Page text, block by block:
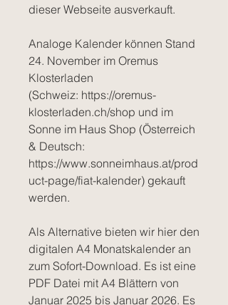
dieser Webseite ausverkauft.
Analoge Kalender können Stand
24. November im Oremus
Klosterladen
(Schweiz: https://oremus-
klosterladen.ch/shop und im
Sonne im Haus Shop (Österreich
& Deutsch:
https://www.sonneimhaus.at/prod
uct-page/fiat-kalender) gekauft
werden.
Als Alternative bieten wir hier den
digitalen A4 Monatskalender an
zum Sofort-Download. Es ist eine
PDF Datei mit A4 Blättern von
Januar 2025 bis Januar 2026. Es